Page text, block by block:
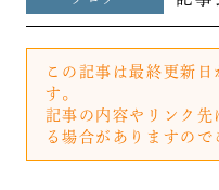
この記事は最終更新
す。
記事の内容やリンク先
る場合がありますので